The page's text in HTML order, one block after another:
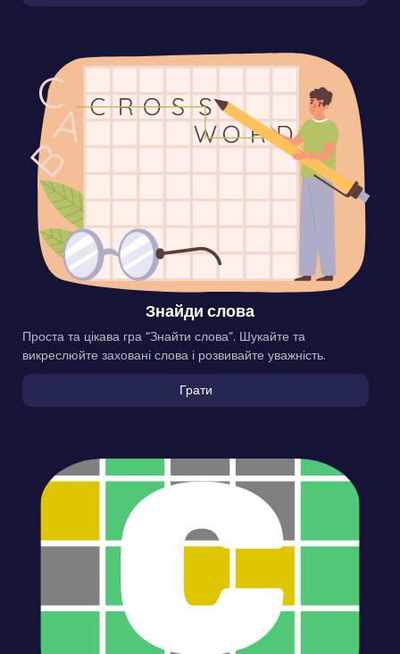
Знайди слова
Проста та цікава гра “Знайти слова”. Шукайте та
викреслюйте заховані слова і розвивайте уважність.
Грати